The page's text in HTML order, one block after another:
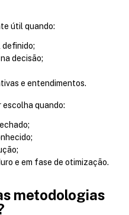
útil quando:
definido;
decisão;
e entendimentos.
escolha quando:
e em fase de otimização.
metodologias